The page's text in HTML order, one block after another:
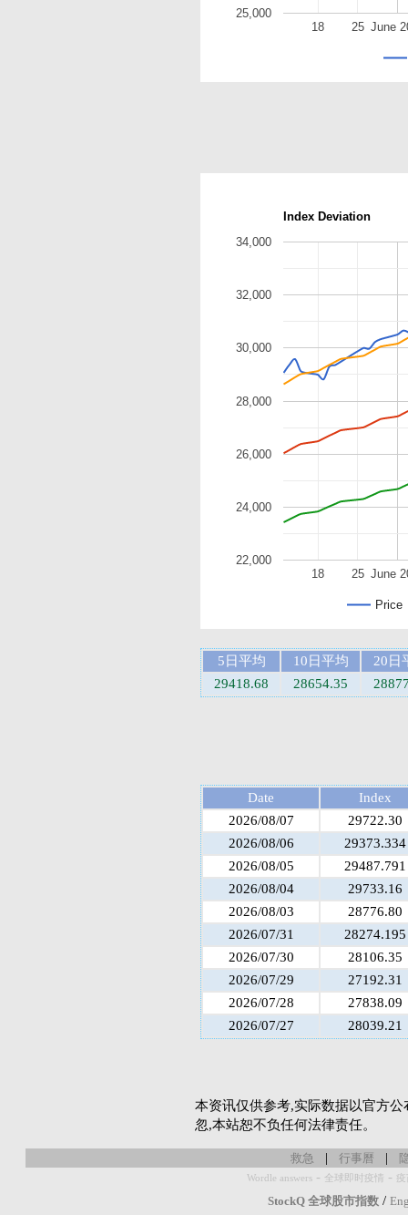
June
18 25
25,000
Index Deviation
Price
June
18 25
22,000
24,000
26,000
28,000
30,000
32,000
34,000
5日平均 10日平均
20日
29418.68
28654.35
Date
Index
2026/08/07
29722.30
2026/08/06
29373.334
2026/08/05
29487.791
2026/08/04
29733.16
2026/08/03
28776.80
2026/07/31
28274.195
2026/07/30
28106.35
2026/07/29
27192.31
2026/07/28
27838.09
2026/07/27
28039.21
本资讯仅供参考,实际数据以官方
忽,本站恕不负任何法律责任。
救急 | 行事曆 |
Wordle answers - 全球即时疫情 -
StockQ 全球股市指数 /